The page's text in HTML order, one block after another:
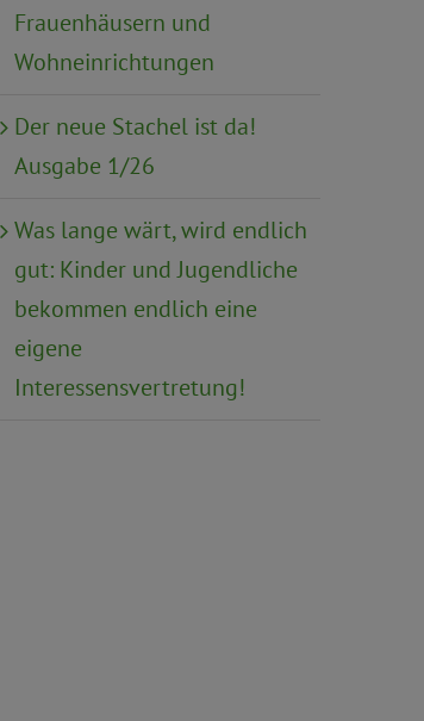
Frauenhäusern und
Wohneinrichtungen
Der neue Stachel ist da!
Ausgabe 1/26
Was lange wärt, wird endlich
gut: Kinder und Jugendliche
bekommen endlich eine
eigene
Interessensvertretung!